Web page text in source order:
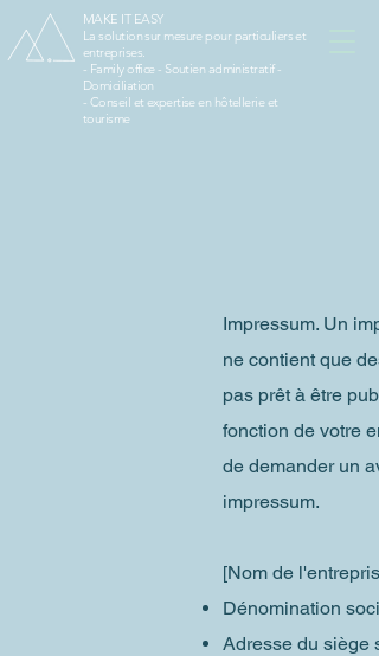
MAKE IT EASY
La solution sur mesure pour particuliers et
entreprises.
- Family office - Soutien administratif -
Domiciliation
- Conseil et expertise en hôtellerie et
tourisme
Impressum. Un
ne contient que
pas prêt à être
fonction de votre
de demander un
impressum.
[Nom de
Dénomination
Adresse du siège